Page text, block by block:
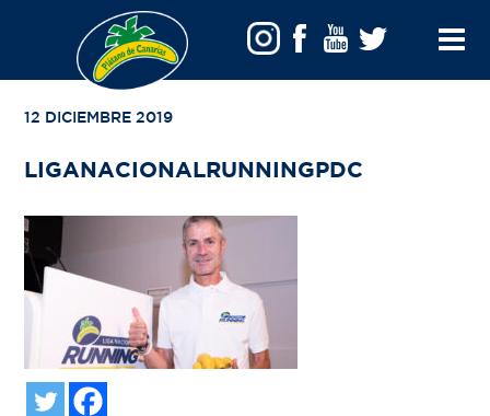
Menu
VOLVER A TU BÚSQUEDA
12 DICIEMBRE 2019
LIGANACIONALRUNNINGPDC